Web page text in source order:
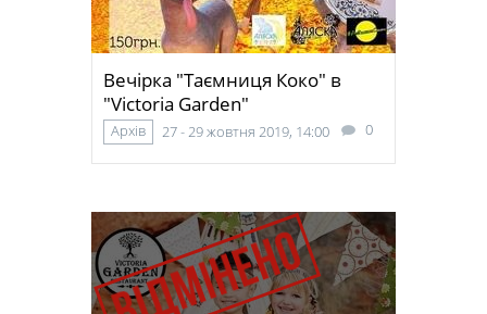
Вечірка "Таємниця Коко" в
"Victoria Garden"
Архів 27 - 29 жовтня 2019, 14:00 0